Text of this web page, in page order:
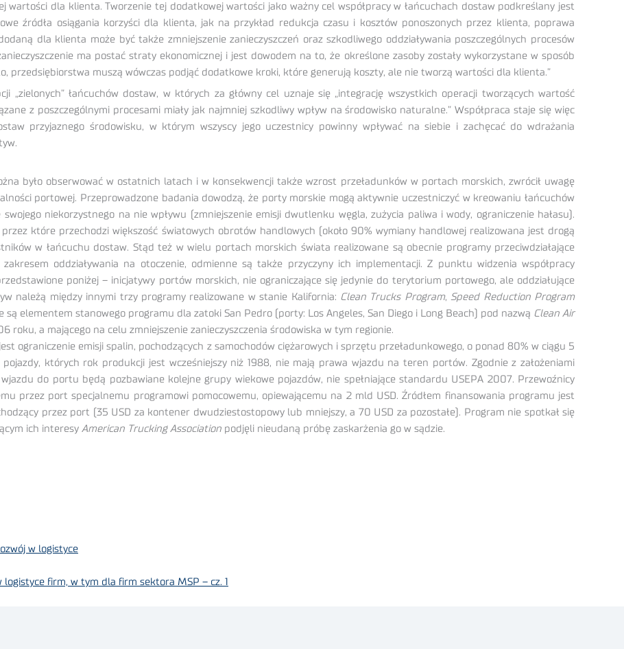
wartości dla klienta. Tworzenie tej dodatkowej wartości jako ważny cel współpracy w łańcuchach dostaw podkreślany jest
źródła osiągania korzyści dla klienta, jak na przykład redukcja czasu i kosztów ponoszonych przez klienta, poprawa
dla klienta może być także zmniejszenie zanieczyszczeń oraz szkodliwego oddziaływania poszczególnych procesów
ma postać straty ekonomicznej i jest dowodem na to, że określone zasoby zostały wykorzystane w sposób
przedsiębiorstwa muszą wówczas podjąć dodatkowe kroki, które generują koszty, ale nie tworzą wartości dla klienta.”
„zielonych” łańcuchów dostaw, w których za główny cel uznaje się „integrację wszystkich operacji tworzących wartość
z poszczególnymi procesami miały jak najmniej szkodliwy wpływ na środowisko naturalne.” Współpraca staje się więc
przyjaznego środowisku, w którym wszyscy jego uczestnicy powinny wpływać na siebie i zachęcać do wdrażania
było obserwować w ostatnich latach i w konsekwencji także wzrost przeładunków w portach morskich, zwrócił uwagę
portowej. Przeprowadzone badania dowodzą, że porty morskie mogą aktywnie uczestniczyć w kreowaniu łańcuchów
niekorzystnego na nie wpływu (zmniejszenie emisji dwutlenku węgla, zużycia paliwa i wody, ograniczenie hałasu).
które przechodzi większość światowych obrotów handlowych (około 90% wymiany handlowej realizowana jest drogą
w łańcuchu dostaw. Stąd też w wielu portach morskich świata realizowane są obecnie programy przeciwdziałające
oddziaływania na otoczenie, odmienne są także przyczyny ich implementacji. Z punktu widzenia współpracy
poniżej – inicjatywy portów morskich, nie ograniczające się jedynie do terytorium portowego, ale oddziałujące
należą między innymi trzy programy realizowane w stanie Kalifornia: Clean Trucks Program, Speed Reduction Program
są elementem stanowego programu dla zatoki San Pedro (porty: Los Angeles, San Diego i Long Beach) pod nazwą Clean Air
roku, a mającego na celu zmniejszenie zanieczyszczenia środowiska w tym regionie.
ograniczenie emisji spalin, pochodzących z samochodów ciężarowych i sprzętu przeładunkowego, o ponad 80% w ciągu 5
których rok produkcji jest wcześniejszy niż 1988, nie mają prawa wjazdu na teren portów. Zgodnie z założeniami
do portu będą pozbawiane kolejne grupy wiekowe pojazdów, nie spełniające standardu USEPA 2007. Przewoźnicy
przez port specjalnemu programowi pomocowemu, opiewającemu na 2 mld USD. Źródłem finansowania programu jest
przez port (35 USD za kontener dwudziestostopowy lub mniejszy, a 70 USD za pozostałe). Program nie spotkał się
ich interesy American Trucking Association podjęli nieudaną próbę zaskarżenia go w sądzie.
w logistyce
firm, w tym dla firm sektora MSP – cz. 1